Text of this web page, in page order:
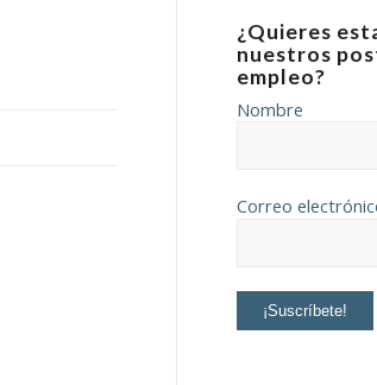
¿Quieres
nuestros
empleo?
Nombre
Correo